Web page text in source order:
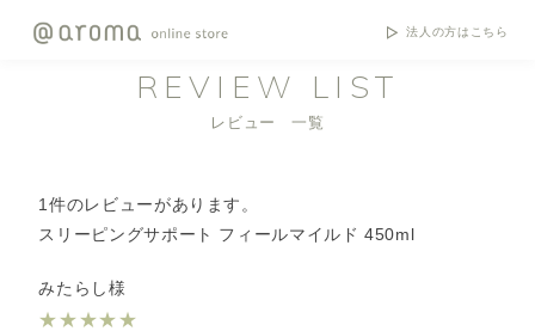
法人の方はこちら
REVIEW LIST
レビュー 一覧
1件のレビューがあります。
スリーピングサポート フィールマイルド 450ml
みたらし様
★★★★★